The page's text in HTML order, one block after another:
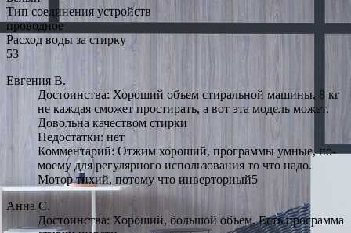
Тип соединения устройств
проводное
Расход воды за стирку
53
Евгения В.
Достоинства: Хороший объем стиральной машины, 8 кг
не каждая сможет простирать, а вот эта модель может.
Довольна качеством стирки
Недостатки: нет
Комментарий: Отжим хороший, программы умные, по-
моему для регулярного использования то что надо.
Мотор тихий, потому что инверторный5
Анна С.
Достоинства: Хороший, большой объем. Есть программа